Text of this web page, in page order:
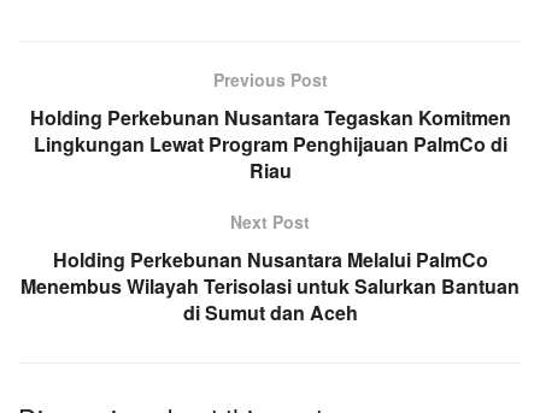
Previous Post
Holding Perkebunan Nusantara Tegaskan Komitmen
Lingkungan Lewat Program Penghijauan PalmCo di
Riau
Next Post
Holding Perkebunan Nusantara Melalui PalmCo
Menembus Wilayah Terisolasi untuk Salurkan Bantuan
di Sumut dan Aceh